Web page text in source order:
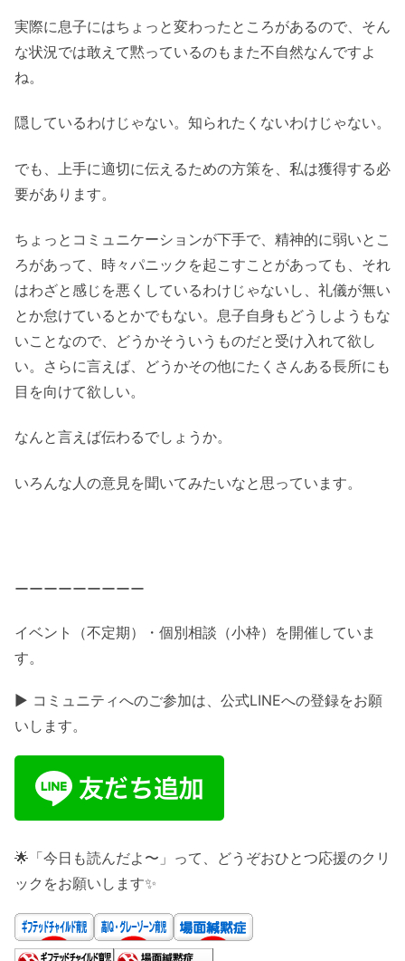
実際に息子にはちょっと変わったところがあるので、そん
な状況では敢えて黙っているのもまた不自然なんですよ
ね。
隠しているわけじゃない。知られたくないわけじゃない。
でも、上手に適切に伝えるための方策を、私は獲得する必
要があります。
ちょっとコミュニケーションが下手で、精神的に弱いとこ
ろがあって、時々パニックを起こすことがあっても、それ
はわざと感じを悪くしているわけじゃないし、礼儀が無い
とか怠けているとかでもない。息子自身もどうしようもな
いことなので、どうかそういうものだと受け入れて欲し
い。さらに言えば、どうかその他にたくさんある長所にも
目を向けて欲しい。
なんと言えば伝わるでしょうか。
いろんな人の意見を聞いてみたいなと思っています。
ーーーーーーーーー
イベント（不定期）・個別相談（小枠）を開催していま
す。
▶ コミュニティへのご参加は、公式LINEへの登録をお願
いします。
🌟「今日も読んだよ〜」って、どうぞおひとつ応援のクリ
ックをお願いします✨